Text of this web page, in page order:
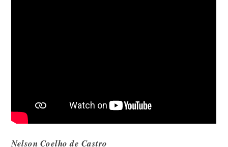
Nelson Coelho de Castro